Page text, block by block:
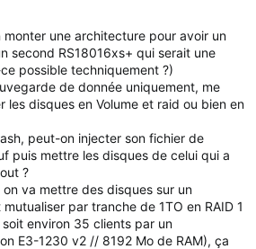
monter une architecture pour avoir un
second RS18016xs+ qui serait une
possible techniquement ?)
de donnée uniquement, me
les disques en Volume et raid ou bien en
peut-on injecter son fichier de
puis mettre les disques de celui qui a
?
va mettre des disques sur un
par tranche de 1TO en RAID 1
environ 35 clients par un
E3-1230 v2 // 8192 Mo de RAM), ça